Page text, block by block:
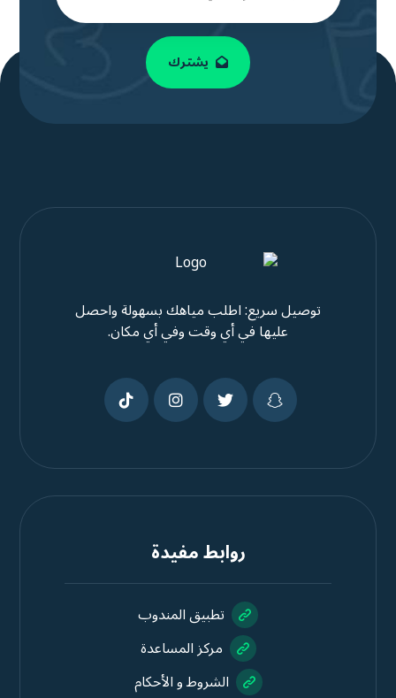
يشترك
توصيل سريع: اطلب مياهك بسهولة واحصل
عليها في أي وقت وفي أي مكان.
روابط مفيدة
تطبيق المندوب
مركز المساعدة
الشروط و الأحكام